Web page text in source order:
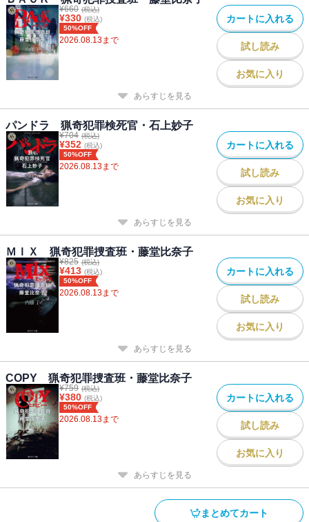
¥660 (税込)
¥330 (税込)
50%OFF
2026.08.13まで
カートに入れる
試し読み
お気に入り
あらすじを見る
パンドラ 猟奇犯罪検死官・石上妙子
¥704 (税込)
¥352 (税込)
50%OFF
2026.08.13まで
カートに入れる
試し読み
お気に入り
あらすじを見る
ＭＩＸ 猟奇犯罪捜査班・藤堂比奈子
¥825 (税込)
¥413 (税込)
50%OFF
2026.08.13まで
カートに入れる
試し読み
お気に入り
あらすじを見る
COPY 猟奇犯罪捜査班・藤堂比奈子
¥759 (税込)
¥380 (税込)
50%OFF
2026.08.13まで
カートに入れる
試し読み
お気に入り
あらすじを見る
まとめてカート